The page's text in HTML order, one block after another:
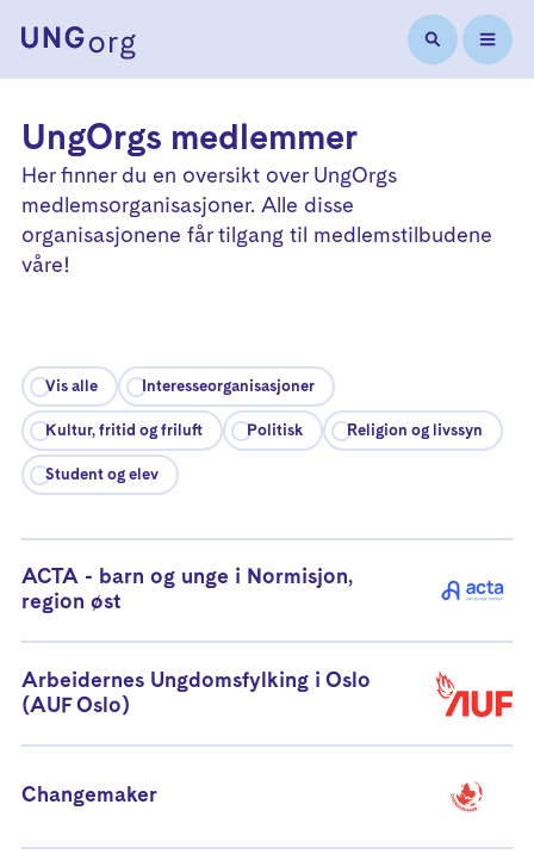
UngOrgs medlemmer
Her finner du en oversikt over UngOrgs
medlemsorganisasjoner. Alle disse
organisasjonene får tilgang til medlemstilbudene
våre!
Vis alle Interesseorganisasjoner
Kultur, fritid og friluft Politisk Religion og livssyn
Student og elev
ACTA - barn og unge i Normisjon,
region øst
Arbeidernes Ungdomsfylking i Oslo
(AUF Oslo)
Changemaker